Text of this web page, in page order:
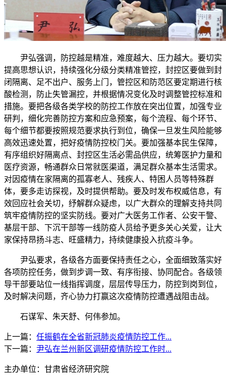
尹弘强调，防控越是精准，难度越大、压力越大。要切实
提高思想认识，持续强化分级分类精准管控，封控区要做到封
闭隔离、足不出户、服务上门，管控区和防范区要定期进行核
酸检测，防止失管漏控，并根据情况变化及时调整管控标准和
措施。要把各级各类学校的防控工作放在突出位置，加强专业
研判，细化完善防控方案和应急预案，每个流程、每个环节、
每个细节都要按照规范要求执行到位，确保一旦发生风险能够
高效迅速处置，把好疫情防控校门关。要加强基本民生保障，
有序组织好隔离点、封控区生活必需品供应，统筹医护力量和
医疗资源，畅通群众日常就医渠道，满足群众基本生活需求。
对因疫情在家隔离的孤寡老人、残疾人、特困人员等特殊群
体，要多走访探视，及时提供帮助。要及时发布权威信息，有
效回应社会关切，纾解群众疑虑，以广大群众的理解支持共同
筑牢疫情防控的坚实防线。要对广大医务工作者、公安干警、
基层干部、下沉干部等一线防疫人员给予更多关心关爱，让大
家保持昂扬斗志、旺盛精力，持续健康投入抗疫斗争。
尹弘要求，各级各方面要保持责任之心，全面细致落实好
各项防控任务，做到步调一致、有序衔接、协同配合。各级领
导干部要站位一线指挥调度，层层传导压力，防控到岗到位，
及时解决问题，齐心协力打赢这次疫情防控遭遇战阻击战。
石谋军、朱天舒、何伟参加。
上一篇： 任振鹤在全省新冠肺炎疫情防控工作...
下一篇： 尹弘在兰州新区调研疫情防控工作时...
主办单位：甘肃省经济研究院